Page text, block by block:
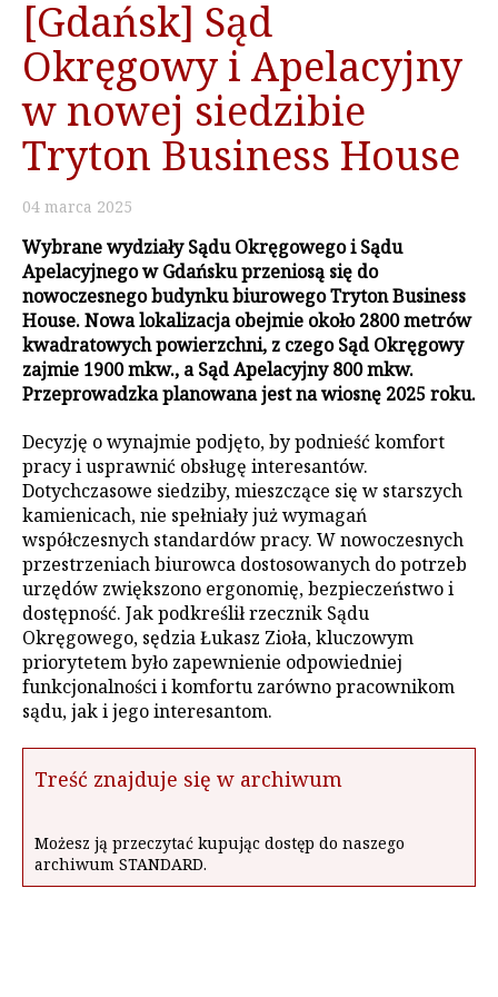
[Gdańsk] Sąd
Okręgowy i Apelacyjny
w nowej siedzibie
Tryton Business House
04 marca 2025
Wybrane wydziały Sądu Okręgowego i Sądu
Apelacyjnego w Gdańsku przeniosą się do
nowoczesnego budynku biurowego Tryton Business
House. Nowa lokalizacja obejmie około 2800 metrów
kwadratowych powierzchni, z czego Sąd Okręgowy
zajmie 1900 mkw., a Sąd Apelacyjny 800 mkw.
Przeprowadzka planowana jest na wiosnę 2025 roku.
Decyzję o wynajmie podjęto, by podnieść komfort
pracy i usprawnić obsługę interesantów.
Dotychczasowe siedziby, mieszczące się w starszych
kamienicach, nie spełniały już wymagań
współczesnych standardów pracy. W nowoczesnych
przestrzeniach biurowca dostosowanych do potrzeb
urzędów zwiększono ergonomię, bezpieczeństwo i
dostępność. Jak podkreślił rzecznik Sądu
Okręgowego, sędzia Łukasz Zioła, kluczowym
priorytetem było zapewnienie odpowiedniej
funkcjonalności i komfortu zarówno pracownikom
sądu, jak i jego interesantom.
Treść znajduje się w archiwum
Możesz ją przeczytać kupując dostęp do naszego
archiwum STANDARD.